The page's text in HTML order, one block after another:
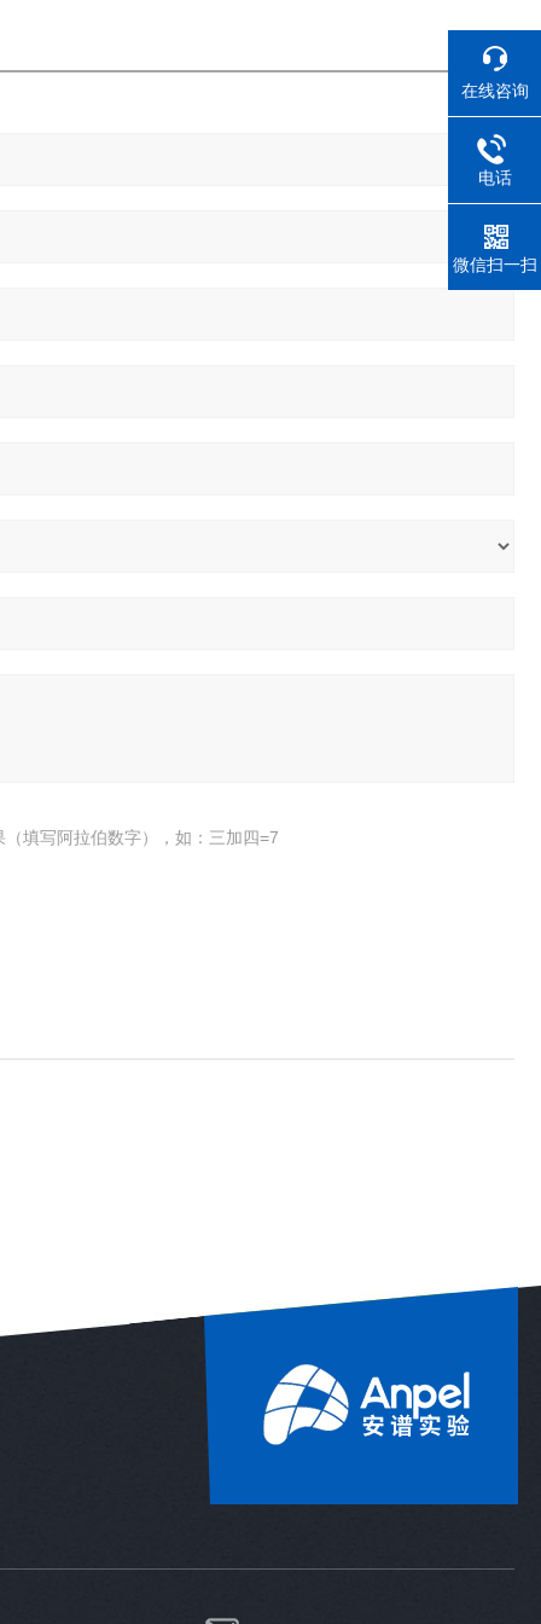
填写阿拉伯数字），如：三加四=7
在线咨询
电话
微信扫一扫